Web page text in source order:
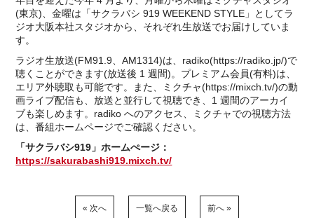
(東京)、金曜は「サクラバシ 919 WEEKEND STYLE」としてラ
ジオ大阪本社スタジオから、それぞれ生放送でお届けしていま
す。
ラジオ生放送(FM91.9、AM1314)は、radiko(https://radiko.jp/)で
聴くことができます(放送後 1 週間)。プレミアム会員(有料)は、
エリア外聴取も可能です。また、ミクチャ(https://mixch.tv/)の動
画ライブ配信も、放送と並行して視聴でき、1 週間のアーカイ
ブも楽しめます。radiko へのアクセス、ミクチャでの視聴方法
は、番組ホームページでご確認ください。
「サクラバシ919」ホームぺージ：
https://sakurabashi919.mixch.tv/
« 次へ 一覧へ戻る 前へ »